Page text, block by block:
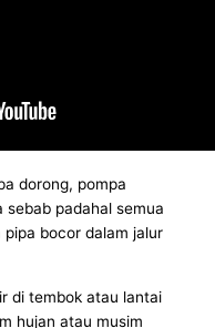
dorong, pompa
padahal semua
bocor dalam jalur
di tembok atau lantai
hujan atau musim